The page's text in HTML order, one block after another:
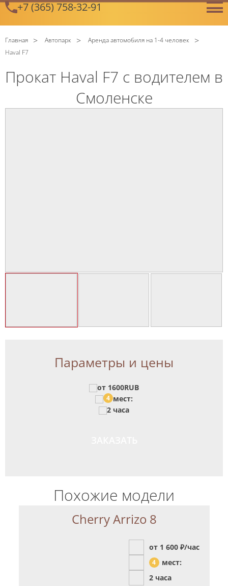
+7 (365) 758-32-91
Главная Автопарк
Аренда автомобиля на 1-4 человек
Haval F7
Прокат Haval F7 с водителем в
Смоленске
Параметры и цены
от 1600RUB
4 мест:
2 часа
Похожие модели
Cherry Arrizo 8
от 1 600 ₽/час
4
мест:
2 часа
GetError
CПолитикой конфиденциальностиознакомлен(а), даю